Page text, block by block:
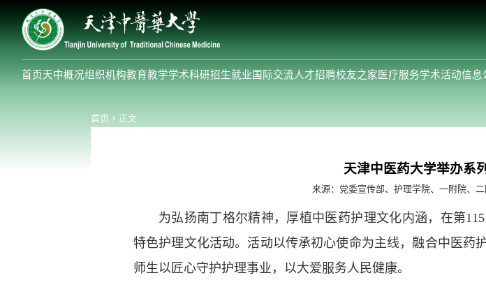
首页天中概况组织机构教育教学学术科研招生就业 国际交流人才招聘校友之家 医疗服务学术活动信息
首页 正文
天津中医药大学举办系
来源：党委宣传部、护理学院、一附院、
为弘扬南丁格尔精神，厚植中医药护理文化内涵，在第
特色护理文化活动。活动以传承初心使命为主线，融合中医药
师生以匠心守护护理事业，以大爱服务人民健康。